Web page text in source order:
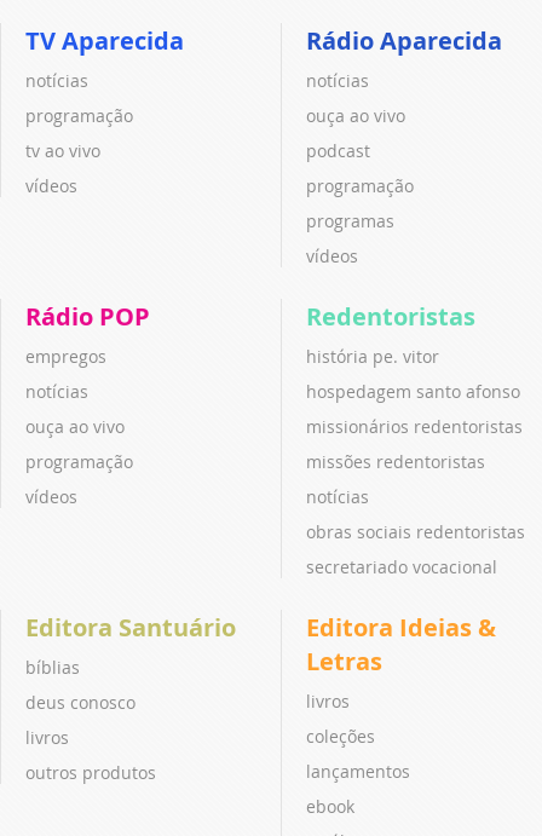
TV Aparecida
notícias
programação
tv ao vivo
vídeos
Rádio Aparecida
notícias
ouça ao vivo
podcast
programação
programas
vídeos
Rádio POP
empregos
notícias
ouça ao vivo
programação
vídeos
Redentoristas
história pe. vitor
hospedagem santo afonso
missionários redentoristas
missões redentoristas
notícias
obras sociais redentoristas
secretariado vocacional
Editora Santuário
bíblias
deus conosco
livros
outros produtos
Editora Ideias &
Letras
livros
coleções
lançamentos
ebook